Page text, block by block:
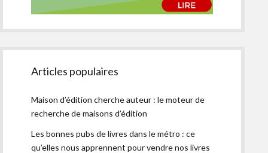
Articles populaires
Maison d’édition cherche auteur : le moteur de
recherche de maisons d’édition
Les bonnes pubs de livres dans le métro : ce
qu’elles nous apprennent pour vendre nos livres